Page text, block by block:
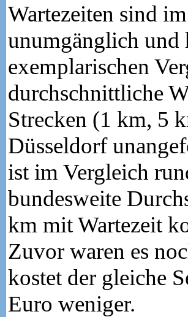
Wartezeiten sind
unumgänglich und
exemplarischen
durchschnittliche
Strecken (1 km, 5
Düsseldorf
ist im Vergleich
bundesweite
km mit Wartezeit
Zuvor waren es
kostet der gleiche
Euro weniger.